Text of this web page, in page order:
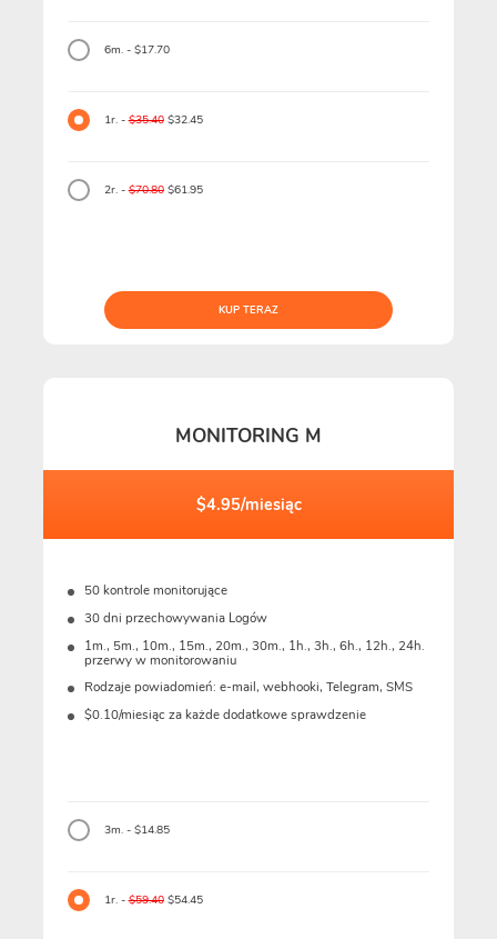
6m. - $17.70
1r. -$35.40$32.45
2r. -$70.80$61.95
KUP TERAZ
MONITORING M
$4.95/miesiąc
50 kontrole monitorujące
30 dni przechowywania Logów
1m., 5m., 10m., 15m., 20m., 30m., 1h., 3h., 6h., 12h., 24h.
przerwy w monitorowaniu
Rodzaje powiadomień: e-mail, webhooki, Telegram, SMS
$0.10/miesiąc za każde dodatkowe sprawdzenie
3m. - $14.85
1r. -$59.40$54.45